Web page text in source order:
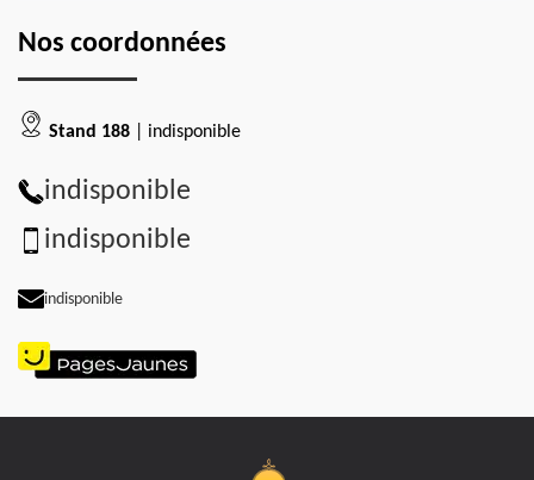
Nos coordonnées
Stand 188 | indisponible
indisponible
indisponible
indisponible